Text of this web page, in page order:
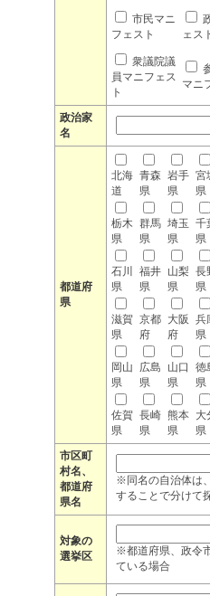
市民マニ
フェスト
ェス
衆議院議
員マニフェス
ト
マニ
政治家
名
都道府
県
北海
道
青森
県
岩手
県
宮
県
栃木
県
群馬
県
埼玉
県
千
県
石川
県
福井
県
山梨
県
長
県
滋賀
県
京都
府
大阪
府
兵
県
岡山
県
広島
県
山口
県
徳
県
佐賀
県
長崎
県
熊本
県
大
県
市区町
村名、
都道府
県名
※同名の自治体は
することで分けて
対象の
選挙区
※都道府県、政令
ている場合